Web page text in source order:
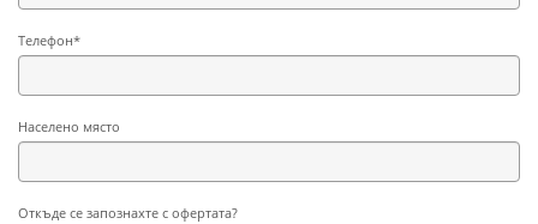
Телефон*
Населено място
Откъде се запознахте с офертата?